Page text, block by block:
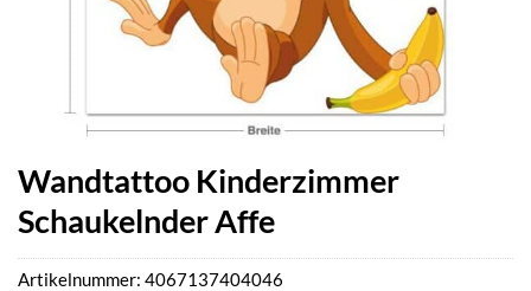
Wandtattoo Kinderzimmer
Schaukelnder Affe
Artikelnummer: 4067137404046